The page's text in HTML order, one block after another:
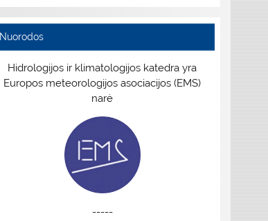
Nuorodos
Hidrologijos ir klimatologijos katedra yra
Europos meteorologijos asociacijos (EMS)
narė
-----